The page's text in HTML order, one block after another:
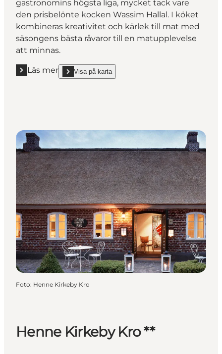
gastronomins högsta liga, mycket tack vare
den prisbelönte kocken Wassim Hallal. I köket
kombineras kreativitet och kärlek till mat med
säsongens bästa råvaror till en matupplevelse
att minnas.
Läs mer
Läs mer "Frederikshøj **"
Visa på karta
show Frederikshøj ** on_map
Foto: Henne Kirkeby Kro
Henne Kirkeby Kro **